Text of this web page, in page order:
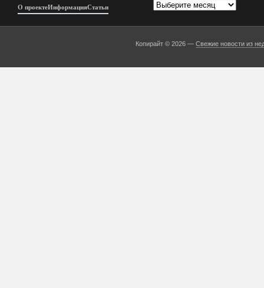
О проектеИнформацияСтатьи Архивы
Копирайт © 2026 —Свежие новости из